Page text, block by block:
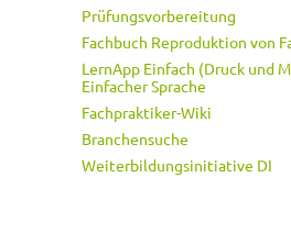
Prüfungsvorbereitung
Fachbuch Reproduktion von
LernApp Einfach (Druck und
Einfacher Sprache
Fachpraktiker-Wiki
Branchensuche
Weiterbildungsinitiative DI